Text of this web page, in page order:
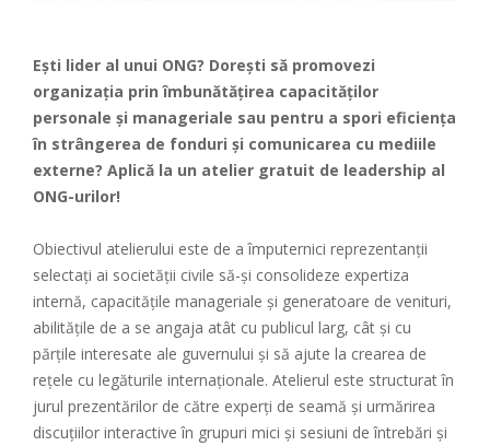
Ești lider al unui ONG? Dorești să promovezi
organizația prin îmbunătățirea capacităților
personale și manageriale sau pentru a spori eficiența
în strângerea de fonduri și comunicarea cu mediile
externe? Aplică la un atelier gratuit de leadership al
ONG-urilor!
Obiectivul atelierului este de a împuternici reprezentanții
selectați ai societății civile să-și consolideze expertiza
internă, capacitățile manageriale și generatoare de venituri,
abilitățile de a se angaja atât cu publicul larg, cât și cu
părțile interesate ale guvernului și să ajute la crearea de
rețele cu legăturile internaționale. Atelierul este structurat în
jurul prezentărilor de către experți de seamă și urmărirea
discuțiilor interactive în grupuri mici și sesiuni de întrebări și